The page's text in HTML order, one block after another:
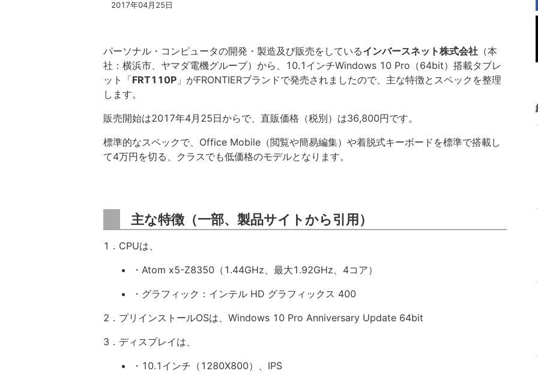
2017年04月25日
パーソナル・コンピュータの開発・製造及び販売をしているインバースネット株式会社 （本
社：横浜市、ヤマダ電機グループ）から、10.1インチWindows 10 Pro（64bit）搭載タブレ
ット「FRT110P 」がFRONTIERブランドで発売されましたので、主な特徴とスペックを整理
します。
販売開始は2017年4月25日からで、直販価格（税別）は36,800円です。
標準的なスペックで、Office Mobile（閲覧や簡易編集）や着脱式キーボードを標準で搭載し
て4万円を切る、クラスでも低価格のモデルとなります。
主な特徴（一部、製品サイトから引用）
1．CPUは、
・Atom x5-Z8350（1.44GHz、最大1.92GHz、4コア）
・グラフィック：インテル HD グラフィックス 400
2．プリインストールOSは、Windows 10 Pro Anniversary Update 64bit
3．ディスプレイは、
・10.1インチ（1280X800）、IPS